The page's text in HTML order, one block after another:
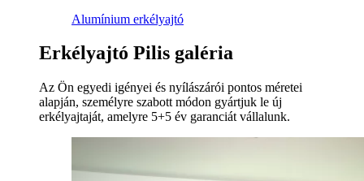
Alumínium erkélyajtó
Erkélyajtó Pilis galéria
Az Ön egyedi igényei és nyílászárói pontos méretei
alapján, személyre szabott módon gyártjuk le új
erkélyajtaját, amelyre 5+5 év garanciát vállalunk.